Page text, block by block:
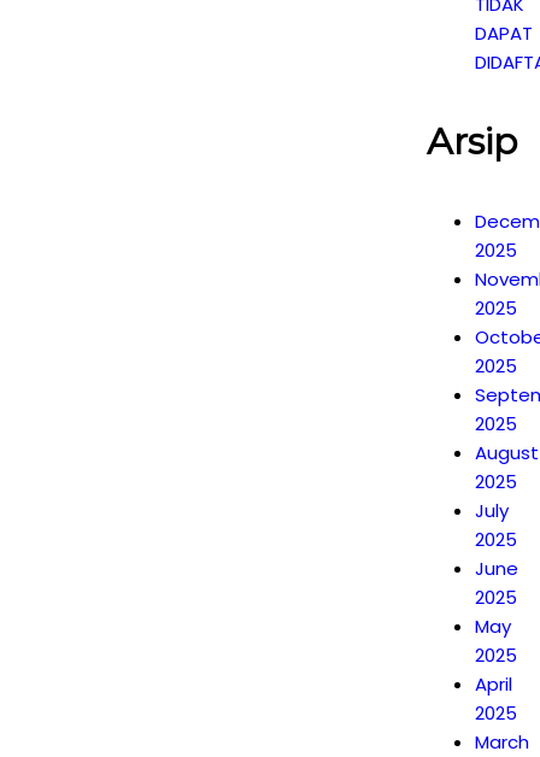
DAPAT
Arsip
2025
2025
2025
2025
August
2025
July
2025
June
2025
May
2025
April
2025
March